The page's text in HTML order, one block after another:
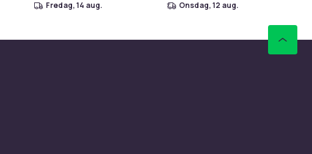
fredag, 14 aug. onsdag, 12 aug.